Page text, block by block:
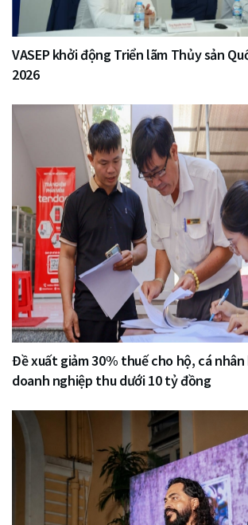
VASEP khởi động Triển lãm Thủy sản
2026
Đề xuất giảm 30% thuế cho hộ, cá
doanh nghiệp thu dưới 10 tỷ đồng